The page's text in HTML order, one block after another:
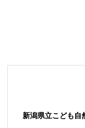
新潟県立こども自